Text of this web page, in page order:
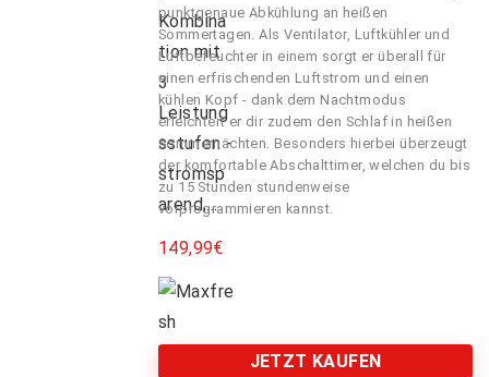
punktgenaue Abkühlung an heißen
Sommertagen. Als Ventilator, Luftkühler und
Luftbefeuchter in einem sorgt er überall für
einen erfrischenden Luftstrom und einen
kühlen Kopf - dank dem Nachtmodus
erleichtert er dir zudem den Schlaf in heißen
Sommernächten. Besonders hierbei überzeugt
der komfortable Abschalttimer, welchen du bis
zu 15 Stunden stundenweise
vorprogrammieren kannst.
149,99€
JETZT KAUFEN